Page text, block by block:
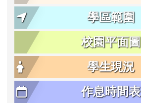
學區範圍
校園平面圖
學生現況
作息時間表